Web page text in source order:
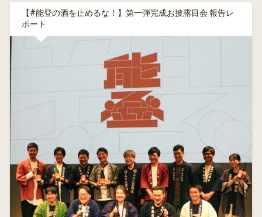
【#能登の酒を止めるな！】第一弾完成お披露目会 報告レ
ポート